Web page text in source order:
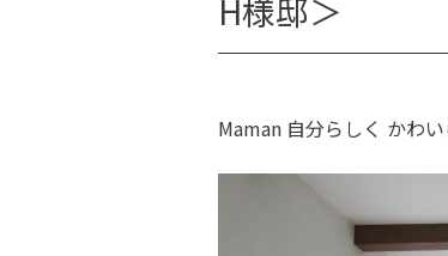
H様邸＞
Maman 自分らしく かわ